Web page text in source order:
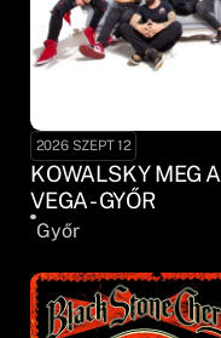
2026 SZEPT 12
KOWALSKY MEG A
VEGA - GYŐR
Győr